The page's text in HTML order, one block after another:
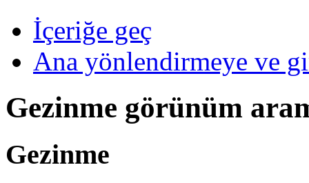
İçeriğe geç
Ana yönlendirmeye ve
Gezinme görünüm
Gezinme